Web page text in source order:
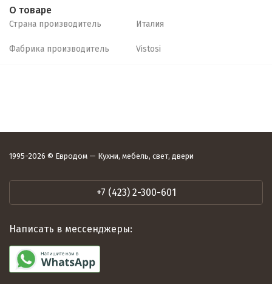
О товаре
Страна производитель Италия
Фабрика производитель Vistosi
1995-2026 © Евродом — Кухни, мебель, свет, двери
+7 (423) 2-300-601
Написать в мессенджеры: